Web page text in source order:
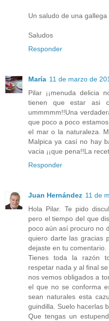
Un saludo de una gallega
Saludos
Responder
María 11 de marzo de
Pilar ¡¡menuda delicia
tienen que estar asi
ummmmm!!Una
que poco a poco
el mar o la naturaleza.
Malpica ya casí no hay
vacia ¡¡que pena!!La
Responder
Juan Hernández 11 de
Hola Pilar. Te pido
pero el tiempo del que
poco aún así procuro no
quiero darte las gracias
dejaste en tu comentario.
Tienes toda la razón
respetar nada y al final
nos vemos obligados a
el que no se conforma
sean naturales esta
guindilla. Suelo hacerlas
Que tengas un